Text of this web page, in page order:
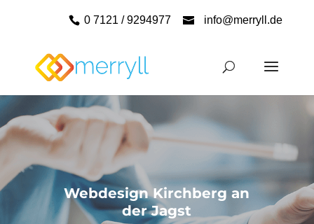
0 7121 / 9294977 info@merryll.de
Webdesign Kirchberg an
der Jagst